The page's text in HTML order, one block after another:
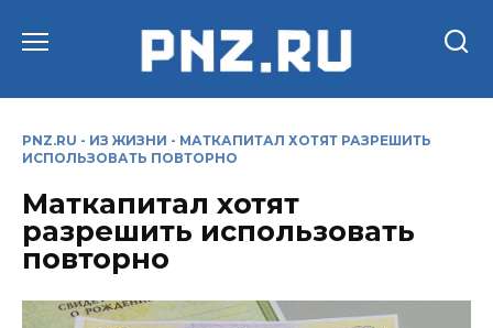
PNZ.RU - ИЗ ЖИЗНИ - МАТКАПИТАЛ ХОТЯТ РАЗРЕШИТЬ
ИСПОЛЬЗОВАТЬ ПОВТОРНО
Маткапитал хотят
разрешить использовать
повторно